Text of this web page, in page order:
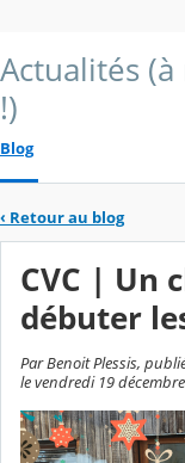
Actualités
!)
Blog
‹ Retour au blog
CVC | Un
débuter
Par Benoit Plessis,
le vendredi 19